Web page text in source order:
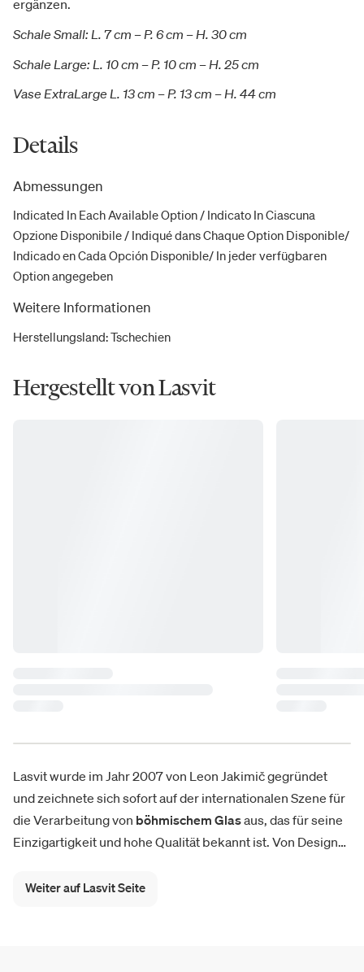
ergänzen.
Schale Small: L. 7 cm – P. 6 cm – H. 30 cm
Schale Large: L. 10 cm – P. 10 cm – H. 25 cm
Vase ExtraLarge L. 13 cm – P. 13 cm – H. 44 cm
Details
Abmessungen
Indicated In Each Available Option / Indicato In Ciascuna
Opzione Disponibile / Indiqué dans Chaque Option Disponible/
Indicado en Cada Opción Disponible/ In jeder verfügbaren
Option angegeben
Weitere Informationen
Herstellungsland:Tschechien
Hergestellt von Lasvit
Lasvit wurde im Jahr 2007 von Leon Jakimič gegründet
und zeichnete sich sofort auf der internationalen Szene für
die Verarbeitung von böhmischem Glasaus, das für seine
Einzigartigkeit und hohe Qualität bekannt ist. Von Design
die traditionelle Bearbeitung von böhmischem Glas mit
Weiter auf Lasvit Seite